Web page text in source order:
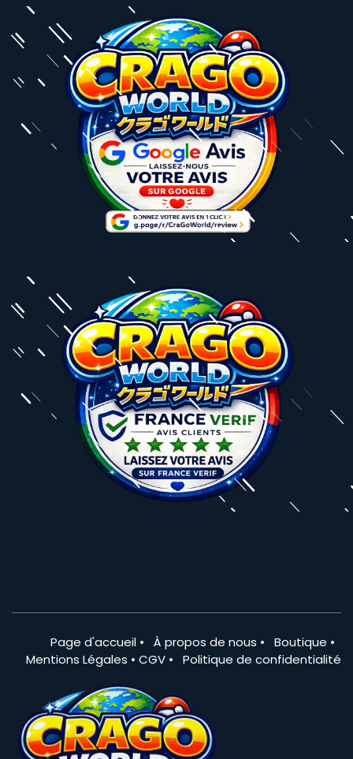
Page d'accueil • À propos de nous • Boutique •
Mentions Légales • CGV • Politique de confidentialité